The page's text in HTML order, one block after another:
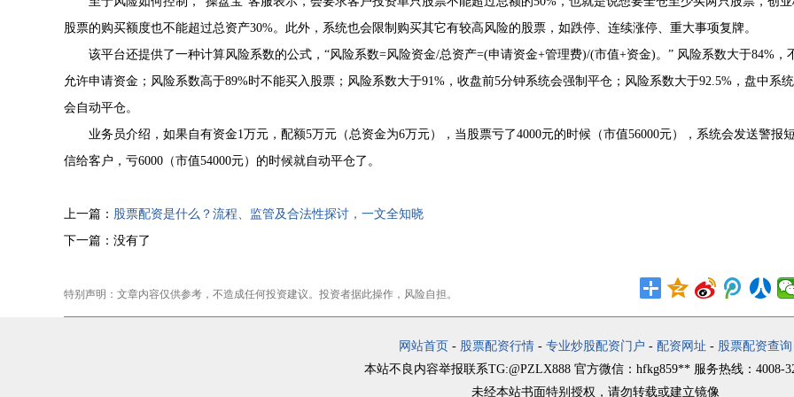
股票的购买额度也不能超过总资产30%。此外，系统也会限制购买其它有较高风险的股票，如跌停、连续涨停、重大事项复牌。
该平台还提供了一种计算风险系数的公式，“风险系数=风险资金/总资产=(申请资金+管理费)/(市值+资金)。” 风险系数大于84%，
允许申请资金；风险系数高于89%时不能买入股票；风险系数大于91%，收盘前5分钟系统会强制平仓；风险系数大于92.5%，盘中系统
会自动平仓。
业务员介绍，如果自有资金1万元，配额5万元（总资金为6万元），当股票亏了4000元的时候（市值56000元），系统会发送警报短
信给客户，亏6000（市值54000元）的时候就自动平仓了。
上一篇： 股票配资是什么？流程、监管及合法性探讨，一文全知晓
下一篇：没有了
特别声明：文章内容仅供参考，不造成任何投资建议。投资者据此操作，风险自担。
网站首页 - 股票配资行情 - 专业炒股配资门户 - 配资网址 - 股票配资查询
本站不良内容举报联系TG:@PZLX888 官方微信：hfkg859** 服务热线：4008-
未经本站书面特别授权，请勿转载或建立镜像